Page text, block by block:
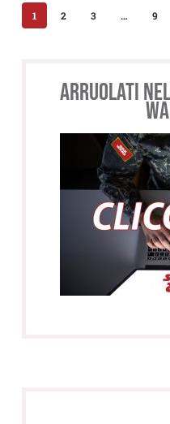
1 2 3 … 9
Arruolati